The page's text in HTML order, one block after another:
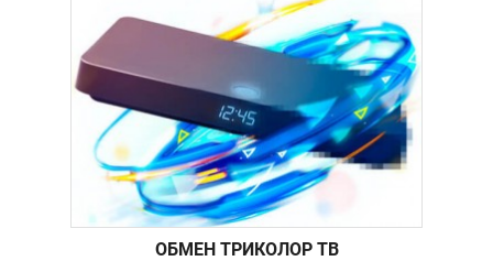
ОБМЕН ТРИКОЛОР ТВ